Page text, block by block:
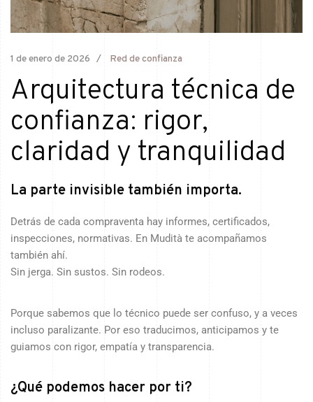
1 de enero de 2026 Red de confianza
Arquitectura técnica de
confianza: rigor,
claridad y tranquilidad
La parte invisible también importa.
Detrás de cada compraventa hay informes, certificados,
inspecciones, normativas. En Mudità te acompañamos
también ahí.
Sin jerga. Sin sustos. Sin rodeos.
Porque sabemos que lo técnico puede ser confuso, y a veces
incluso paralizante. Por eso traducimos, anticipamos y te
guiamos con rigor, empatía y transparencia.
¿Qué podemos hacer por ti?